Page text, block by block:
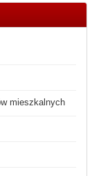
mieszkalnych